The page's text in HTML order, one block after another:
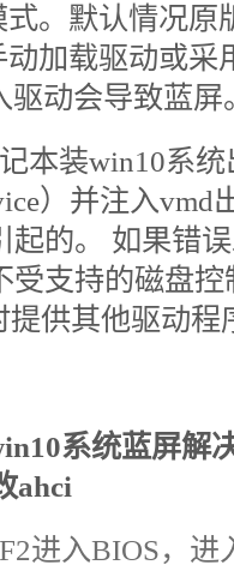
。默认情况原
加载驱动或采
驱动会导致蓝屏
本装win10系
） 并注入vmd
起的。 如果错
受支持的磁盘
提供其他驱动程
系统蓝屏解
ahci
进入BIOS，进